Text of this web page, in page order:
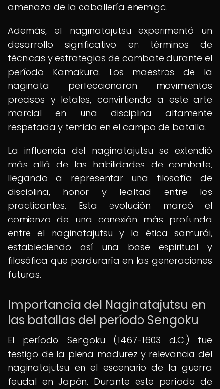
amenaza de la caballería enemiga.
Además, el naginatajutsu experimentó un
desarrollo significativo en términos de
técnicas y estrategias de combate durante el
período Kamakura. Los maestros de la
naginata perfeccionaron movimientos
precisos y letales, convirtiendo a este arte
marcial en una disciplina altamente
respetada y temida en el campo de batalla.
La influencia del naginatajutsu se extendió
más allá de las habilidades de combate,
llegando a representar una filosofía de
disciplina, honor y lealtad entre los
practicantes. Esta evolución marcó el
comienzo de una conexión más profunda
entre el naginatajutsu y la ética samurái,
estableciendo así una base espiritual y
filosófica que perduraría en las generaciones
futuras.
Importancia del Naginatajutsu en
las batallas del período Sengoku
El período Sengoku (1467-1603 d.C.) fue
testigo de la plena madurez y relevancia del
naginatajutsu en el escenario de la guerra
feudal en Japón. Durante este período de